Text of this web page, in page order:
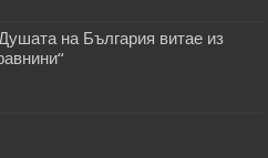
на България витае из